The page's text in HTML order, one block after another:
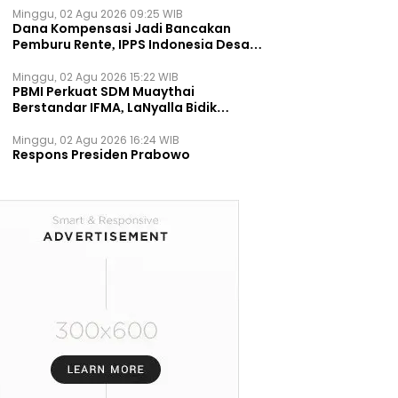
Minggu, 02 Agu 2026 09:25 WIB
Dana Kompensasi Jadi Bancakan
Pemburu Rente, IPPS Indonesia Desak
Permanen
Minggu, 02 Agu 2026 15:22 WIB
PBMI Perkuat SDM Muaythai
Berstandar IFMA, LaNyalla Bidik
Minggu, 02 Agu 2026 16:24 WIB
Respons Presiden Prabowo